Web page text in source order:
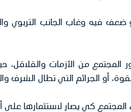
ضعف فيه وغاب الجانب
المجتمع من الأزمات
أو الجرائم التي تطال الشرف
المجتمع كي يصار لاستثمارها